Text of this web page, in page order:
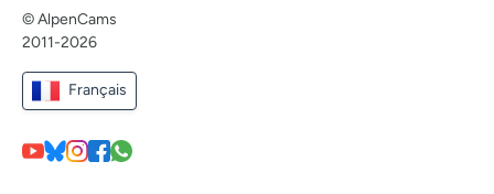
© AlpenCams
2011-2026
Français